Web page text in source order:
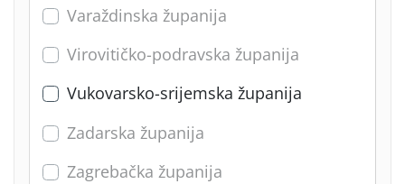
Varaždinska županija
Virovitičko-podravska županija
Vukovarsko-srijemska županija
Zadarska županija
Zagrebačka županija